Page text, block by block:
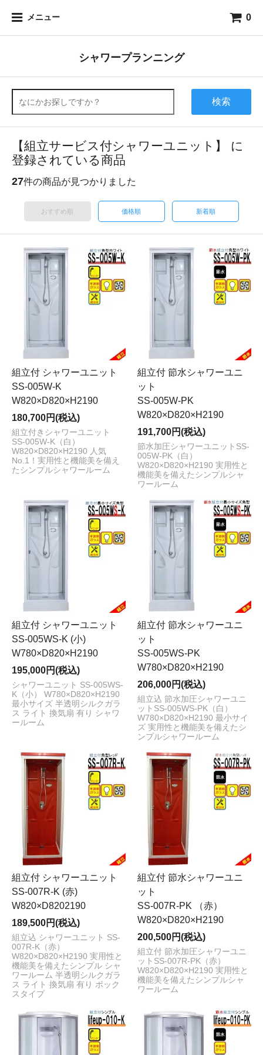
メニュー 0
シャワープランニング
検索
【組立サービス付シャワーユニット】 に
登録されている商品
27件の商品が見つかりました
おすすめ順 価格順 新着順
組立付 シャワーユニット
SS-005W-K
W820×D820×H2190
180,700円(税込)
組立付きシャワーユニット
SS-005W-K（白）
W820×D820×H2190 人気
No.1！実用性と機能美を備え
たシンプルシャワールーム
組立付 節水シャワーユニ
ット
SS-005W-PK
W820×D820×H2190
191,700円(税込)
節水加圧シャワーユニットSS-
005W-PK（白）
W820×D820×H2190 実用性と
機能美を備えたシンプルシャ
ワールーム
組立付 シャワーユニット
SS-005WS-K (小)
W780×D820×H2190
195,000円(税込)
シャワーユニット SS-005WS-
K（小） W780×D820×H2190
最小サイズ 半透明シルクガラ
ス ライト 換気扇 有り シャワ
ールーム
組立付 節水シャワーユニ
ット
SS-005WS-PK
W780×D820×H2190
206,000円(税込)
組立込 節水加圧シャワーユニ
ットSS-005WS-PK（白）
W780×D820×H2190 最小サイ
ズ 実用性と機能美を備えたシ
ンプルシャワールーム
組立付 シャワーユニット
SS-007R-K (赤)
W820×D8202190
189,500円(税込)
組立込 シャワーユニット SS-
007R-K（赤）
W820×D820×H2190 実用性と
機能美を備えたシンプル シャ
ワールーム 半透明シルクガラ
ス ライト 換気扇 有り ボック
スタイプ
組立付 節水シャワーユニ
ット
SS-007R-PK （赤）
W820×D820×H2190
200,500円(税込)
組立付 節水加圧シャワーユニ
ットSS-007R-PK（赤）
W820×D820×H2190 実用性と
機能美を備えたシンプルシャ
ワールーム